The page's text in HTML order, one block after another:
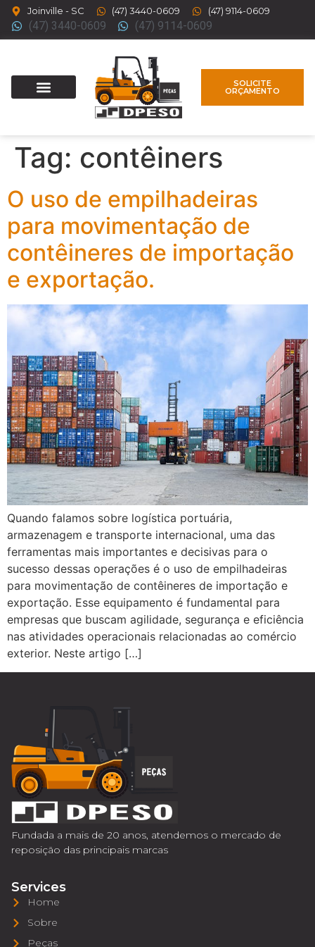
Joinville - SC (47) 3440-0609 (47) 9114-0609
(47) 3440-0609 (47) 9114-0609
SOLICITE
ORÇAMENTO
Tag: contêiners
O uso de empilhadeiras
para movimentação de
contêineres de importação
e exportação.
Quando falamos sobre logística portuária,
armazenagem e transporte internacional, uma das
ferramentas mais importantes e decisivas para o
sucesso dessas operações é o uso de empilhadeiras
para movimentação de contêineres de importação e
exportação. Esse equipamento é fundamental para
empresas que buscam agilidade, segurança e eficiência
nas atividades operacionais relacionadas ao comércio
exterior. Neste artigo […]
Fundada a mais de 20 anos, atendemos o mercado de
reposição das principais marcas
Services
Home
Sobre
Peças